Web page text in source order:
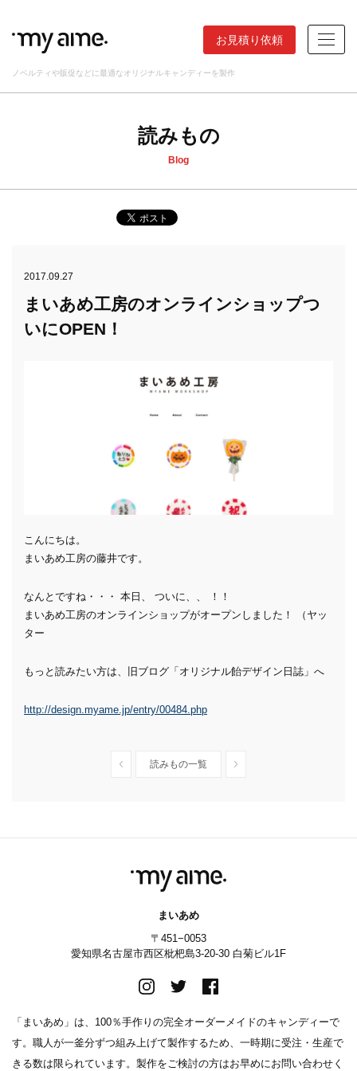
ノベルティや販促などに最適なオリジナルキャンディーを製作
お見積り依頼
読みもの
Blog
2017.09.27
まいあめ工房のオンラインショップつ
いにOPEN！
こんにちは。
まいあめ工房の藤井です。
なんとですね・・・ 本日、 ついに、、 ！！
まいあめ工房のオンラインショップがオープンしました！ （ヤッ
ター
もっと読みたい方は、旧ブログ「オリジナル飴デザイン日誌」へ
http://design.myame.jp/entry/00484.php
読みもの一覧
まいあめ
〒451−0053
愛知県名古屋市西区枇杷島3-20-30 白菊ビル1F
「まいあめ」は、100％手作りの完全オーダーメイドのキャンディーで
す。職人が一釜分ずつ組み上げて製作するため、一時期に受注・生産で
きる数は限られています。製作をご検討の方はお早めにお問い合わせく